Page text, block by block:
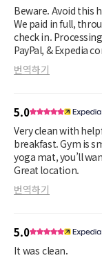
Beware. Avoid this
We paid in full,
check in.
PayPal, & Expedia
in Champaign IL.
However,
I have spent
resolve this, to no
made prior to our
return
manager. Expedia
communicating
they had difficulty
That was a
In addition,
번역하기
5.0
Very clean with
breakfast. Gym is
yoga mat, you’ll
Great location.
번역하기
5.0
It was clean.